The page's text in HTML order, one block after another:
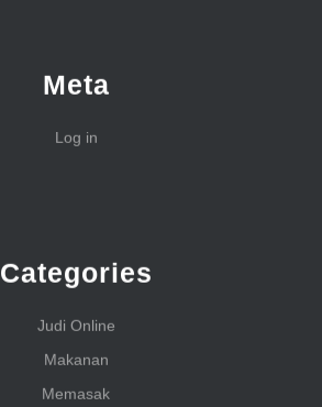
Meta
Log in
Categories
Judi Online
Makanan
Memasak